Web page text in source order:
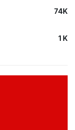
74K
1 K